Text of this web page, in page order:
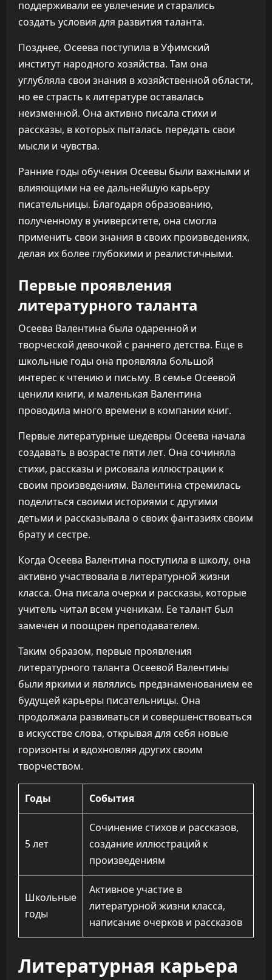
поддерживали ее увлечение и старались
создать условия для развития таланта.
Позднее, Осеева поступила в Уфимский
институт народного хозяйства. Там она
углубляла свои знания в хозяйственной области,
но ее страсть к литературе оставалась
неизменной. Она активно писала стихи и
рассказы, в которых пыталась передать свои
мысли и чувства.
Ранние годы обучения Осеевы были важными и
влияющими на ее дальнейшую карьеру
писательницы. Благодаря образованию,
полученному в университете, она смогла
применить свои знания в своих произведениях,
делая их более глубокими и реалистичными.
Первые проявления
литературного таланта
Осеева Валентина была одаренной и
творческой девочкой с раннего детства. Еще в
школьные годы она проявляла большой
интерес к чтению и письму. В семье Осеевой
ценили книги, и маленькая Валентина
проводила много времени в компании книг.
Первые литературные шедевры Осеева начала
создавать в возрасте пяти лет. Она сочиняла
стихи, рассказы и рисовала иллюстрации к
своим произведениям. Валентина стремилась
поделиться своими историями с другими
детьми и рассказывала о своих фантазиях своим
брату и сестре.
Когда Осеева Валентина поступила в школу, она
активно участвовала в литературной жизни
класса. Она писала очерки и рассказы, которые
учитель читал всем ученикам. Ее талант был
замечен и поощрен преподавателем.
Таким образом, первые проявления
литературного таланта Осеевой Валентины
были яркими и являлись предзнаменованием ее
будущей карьеры писательницы. Она
продолжала развиваться и совершенствоваться
в искусстве слова, открывая для себя новые
горизонты и вдохновляя других своим
творчеством.
Годы События
5 лет
Сочинение стихов и рассказов,
создание иллюстраций к
произведениям
Школьные
годы
Активное участие в
литературной жизни класса,
написание очерков и рассказов
Литературная карьера